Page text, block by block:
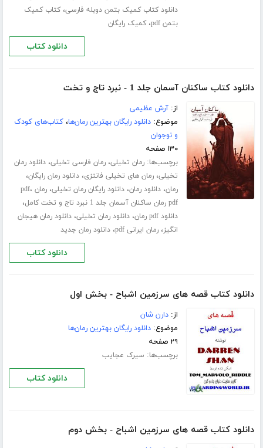
دانلود کتاب کمیک بتمن دوبله فارسی،کتاب کمیک
بتمن pdf
،کمیک رایگان
دانلود کتاب
دانلود کتاب ساکنان آسمان جلد 1 - نبرد تاج و تخت
از:آرش عظیمی
موضوع:دانلود رایگان بهترین رمان‌ها،کتاب‌های کودک
و نوجوان
۱۳۰ صفحه
برچسب‌ها:رمان تخیلی،رمان فارسی تخیلی،دانلود رمان
تخیلی،رمان های تخیلی فانتزی،دانلود رمان رایگان،
رمان،دانلود رمان،دانلود رایگان رمان تخیلی،رمان pdf ،
pdf رمان ساکنان آسمان جلد 1 نبرد تاج و تخت کامل ،
دانلود pdf رمان ،دانلود رمان تخیلی،دانلود رمان هیجان
انگیز،رمان ایرانی pdf ،دانلود رمان جدید
دانلود کتاب
دانلود کتاب قصه های سرزمین اشباح - بخش اول
از:دارن شان
موضوع:دانلود رایگان بهترین رمان‌ها
۲۹ صفحه
برچسب‌ها: سیرک عجایب
دانلود کتاب
دانلود کتاب قصه های سرزمین اشباح - بخش دوم